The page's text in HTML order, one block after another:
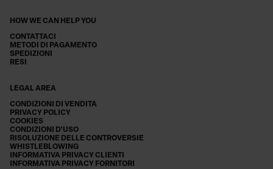
HOW WE CAN HELP YOU
CONTATTACI
METODI DI PAGAMENTO
SPEDIZIONI
RESI
LEGAL AREA
CONDIZIONI DI VENDITA
PRIVACY POLICY
COOKIES
CONDIZIONI D'USO
RISOLUZIONE DELLE CONTROVERSIE
WHISTLEBLOWING
INFORMATIVA PRIVACY CLIENTI
INFORMATIVA PRIVACY FORNITORI